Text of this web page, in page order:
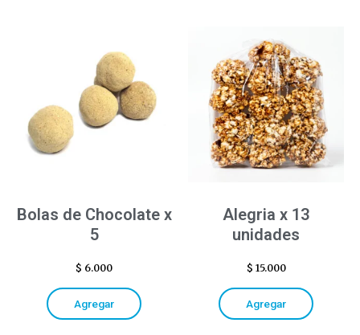
Bolas de Chocolate x
5
$ 6.000
Agregar
Alegria x 13
unidades
$ 15.000
Agregar